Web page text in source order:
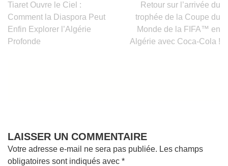
Navigation
de
l’article
Tiaret Ouvre le Ciel :
Comment la Diaspora Peut
Enfin Explorer l’Algérie
Profonde
Retour sur l’arrivée du
trophée de la Coupe du
Monde de la FIFA™ en
Algérie avec Coca-Cola !
LAISSER UN COMMENTAIRE
Votre adresse e-mail ne sera pas publiée. Les champs
obligatoires sont indiqués avec *